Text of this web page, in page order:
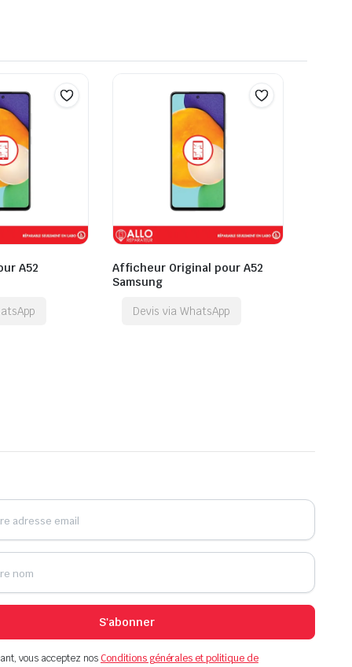
A52
Afficheur Original pour A52
Samsung
Devis via WhatsApp
S'abonner
vous acceptez nosConditions générales et politique de